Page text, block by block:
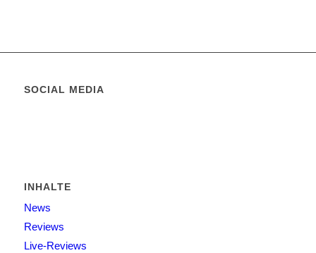
SOCIAL MEDIA
INHALTE
News
Reviews
Live-Reviews